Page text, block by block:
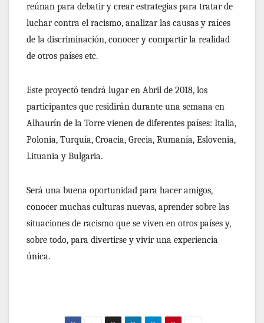
reúnan para debatir y crear estrategias para tratar de
luchar contra el racismo, analizar las causas y raíces
de la discriminación, conocer y compartir la realidad
de otros países etc.
Este proyectó tendrá lugar en Abril de 2018, los
participantes que residirán durante una semana en
Alhaurín de la Torre vienen de diferentes países: Italia,
Polonia, Turquía, Croacia, Grecia, Rumanía, Eslovenia,
Lituania y Bulgaria.
Será una buena oportunidad para hacer amigos,
conocer muchas culturas nuevas, aprender sobre las
situaciones de racismo que se viven en otros países y,
sobre todo, para divertirse y vivir una experiencia
única.